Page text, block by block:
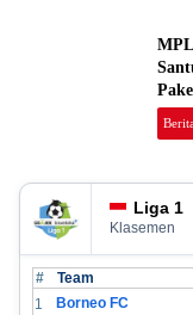
Liga 1
Klasemen
# Team
1 Borneo FC